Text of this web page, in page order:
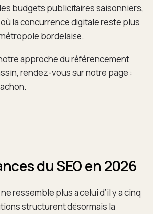
budgets publicitaires saisonniers,
la concurrence digitale reste plus
bordelaise.
approche du référencement
rendez-vous sur notre page :
du SEO en 2026
ressemble plus à celui d’il y a cinq
structurent désormais la